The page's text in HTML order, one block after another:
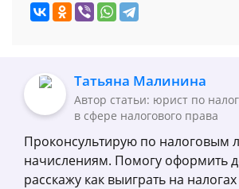
Татьяна Малинина
Автор статьи: юрист по
в сфере налогового права
Проконсультирую по налоговым
начислениям. Помогу оформить
расскажу как выиграть на